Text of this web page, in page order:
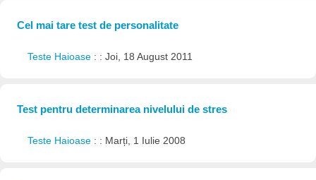
Cel mai tare test de personalitate
Teste Haioase : : Joi, 18 August 2011
Test pentru determinarea nivelului de stres
Teste Haioase : : Marți, 1 Iulie 2008